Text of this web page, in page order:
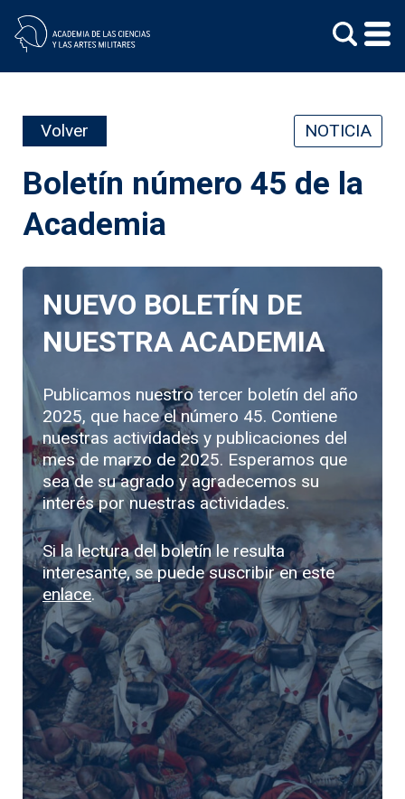
content
Volver NOTICIA
Boletín número 45 de la
Academia
NUEVO BOLETÍN DE
NUESTRA ACADEMIA
Publicamos nuestro tercer boletín del año
2025, que hace el número 45. Contiene
nuestras actividades y publicaciones del
mes de marzo de 2025. Esperamos que
sea de su agrado y agradecemos su
interés por nuestras actividades.
Si la lectura del boletín le resulta
interesante, se puede suscribir en este
enlace.